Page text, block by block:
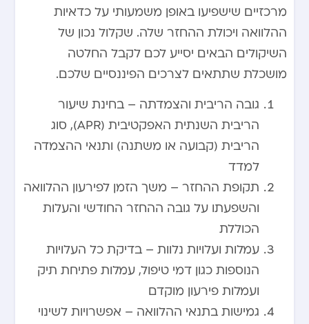
מרכזיים שישפיעו באופן משמעותי על כדאיות
ההלוואה ויכולת ההחזר שלה. שקלול נכון של
השיקולים הבאים יסייע לכם לקבל החלטה
מושכלת שתתאים לצרכים הפיננסיים שלכם.
גובה הריבית והצמדתה – בחינת שיעור
הריבית השנתית האפקטיבית (APR), סוג
הריבית (קבועה או משתנה) ותנאי ההצמדה
למדד
תקופת ההחזר – משך הזמן לפירעון ההלוואה
והשפעתו על גובה ההחזר החודשי והעלות
הכוללת
עמלות ועלויות נלוות – בדיקת כל העלויות
הנוספות כגון דמי טיפול, עמלות פתיחת תיק
ועמלות פירעון מוקדם
גמישות בתנאי ההלוואה – אפשרויות לשינוי